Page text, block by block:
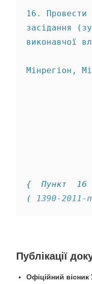
16. Провести
засідання
виконавчої
Мінрегіон,
{  Пункт  16
( 1390-2011-п
Публікації
Офіційний вісник